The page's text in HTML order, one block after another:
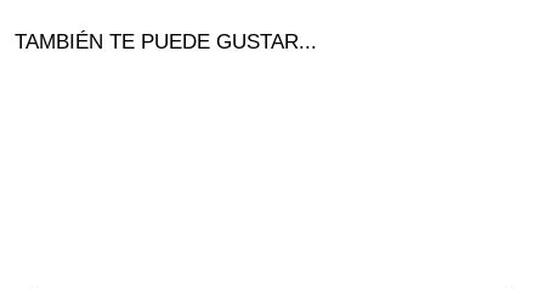
TAMBIÉN TE PUEDE GUSTAR...